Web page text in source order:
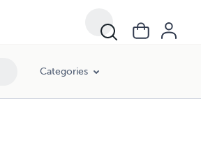
Categories